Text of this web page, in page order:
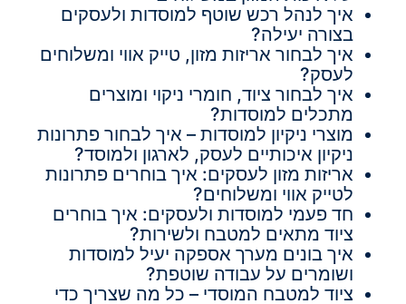
איך לנהל רכש שוטף למוסדות ולעסקים
בצורה יעילה?
איך לבחור אריזות מזון, טייק אווי ומשלוחים
לעסק?
איך לבחור ציוד, חומרי ניקוי ומוצרים
מתכלים למוסדות?
מוצרי ניקיון למוסדות – איך לבחור פתרונות
ניקיון איכותיים לעסק, לארגון ולמוסד?
אריזות מזון לעסקים: איך בוחרים פתרונות
לטייק אווי ומשלוחים?
חד פעמי למוסדות ולעסקים: איך בוחרים
ציוד מתאים למטבח ולשירות?
איך בונים מערך אספקה יעיל למוסדות
ושומרים על עבודה שוטפת?
ציוד למטבח המוסדי – כל מה שצריך כדי